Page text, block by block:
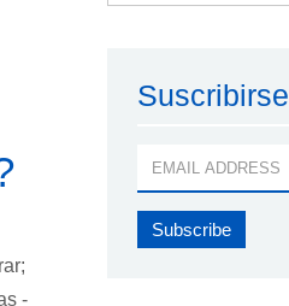
-
Suscribirse